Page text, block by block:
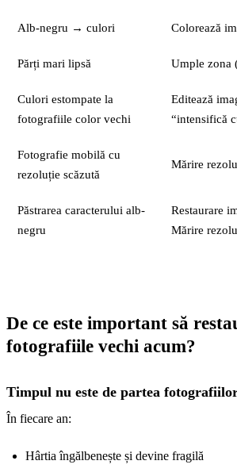
Alb-negru → culori Colorează
Părți mari lipsă Umple zona
Culori estompate la
fotografiile color vechi
Editează
“intensifică
Fotografie mobilă cu
rezoluție scăzută
Mărire
Păstrarea caracterului alb-
negru
Restaurare
Mărire
De ce este important să
fotografiile vechi acum?
Timpul nu este de partea
În fiecare an:
Hârtia îngălbenește și devine fragilă